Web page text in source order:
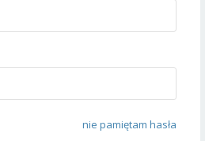
nie pamiętam hasła